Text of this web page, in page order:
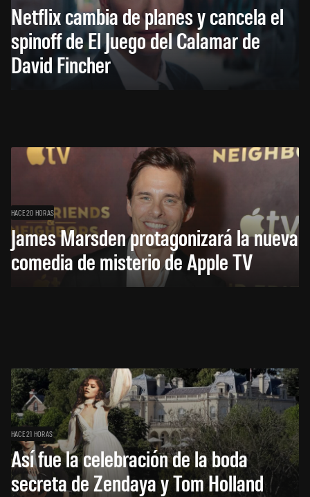
Netflix cambia de planes y cancela el
spinoff de El Juego del Calamar de
David Fincher
HACE 20 HORAS
James Marsden protagonizará la nueva
comedia de misterio de Apple TV
HACE 21 HORAS
Así fue la celebración de la boda
secreta de Zendaya y Tom Holland